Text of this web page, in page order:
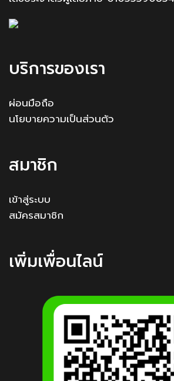
บริการของเรา
ผ่อนมือถือ
นโยบายความเป็นส่วนตัว
สมาชิก
เข้าสู่ระบบ
สมัครสมาชิก
เพิ่มเพื่อนไลน์